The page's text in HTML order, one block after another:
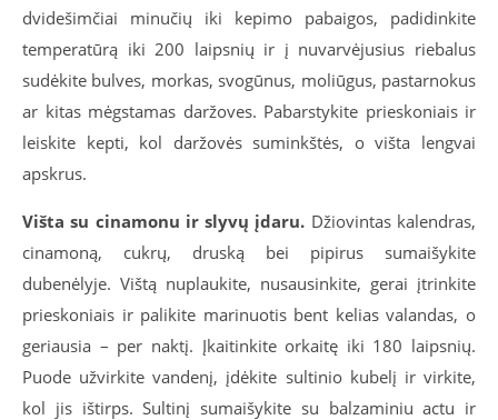
dvidešimčiai minučių iki kepimo pabaigos, padidinkite
temperatūrą iki 200 laipsnių ir į nuvarvėjusius riebalus
sudėkite bulves, morkas, svogūnus, moliūgus, pastarnokus
ar kitas mėgstamas daržoves. Pabarstykite prieskoniais ir
leiskite kepti, kol daržovės suminkštės, o višta lengvai
apskrus.
Višta su cinamonu ir slyvų įdaru. Džiovintas kalendras,
cinamoną, cukrų, druską bei pipirus sumaišykite
dubenėlyje. Vištą nuplaukite, nusausinkite, gerai įtrinkite
prieskoniais ir palikite marinuotis bent kelias valandas, o
geriausia – per naktį. Įkaitinkite orkaitę iki 180 laipsnių.
Puode užvirkite vandenį, įdėkite sultinio kubelį ir virkite,
kol jis ištirps. Sultinį sumaišykite su balzaminiu actu ir